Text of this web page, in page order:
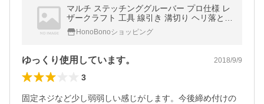
マルチ ステッチンググルーバー プロ仕様 レ
ザークラフト 工具 線引き 溝切り ヘリ落とし
3種類 a105
HonoBonoショッピング
ゆっくり使用しています。 2018/9/9
3
固定ネジなど少し弱弱しい感じがします。今後締め付けの